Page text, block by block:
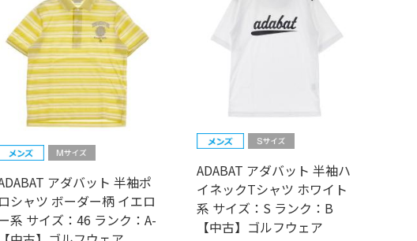
アダバット 半袖ポ
ロシャツ ボーダー柄 イエロ
系 サイズ：46 ランク：A-
ADABAT アダバット 半袖ハ
イネックTシャツ ホワイト
系 サイズ：S ランク：B
【中古】ゴルフウェア